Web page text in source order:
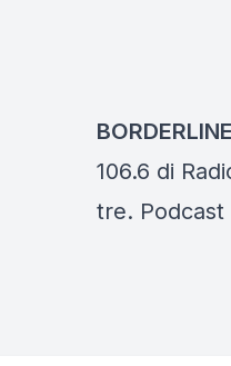
BORDERLINE
106.6 di
tre. Podcast